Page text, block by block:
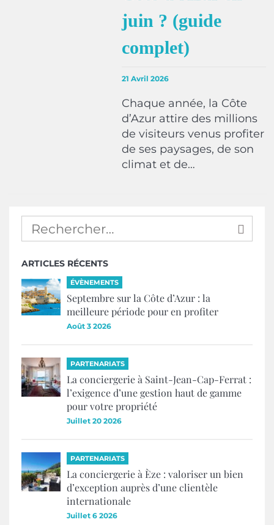
juin ? (guide
complet)
21 Avril 2026
Chaque année, la Côte
d’Azur attire des millions
de visiteurs venus profiter
de ses paysages, de son
climat et de…
ARTICLES RÉCENTS
ÉVÈNEMENTS
Septembre sur la Côte d’Azur : la
meilleure période pour en profiter
Août 3 2026
PARTENARIATS
La conciergerie à Saint-Jean-Cap-Ferrat :
l’exigence d’une gestion haut de gamme
pour votre propriété
Juillet 20 2026
PARTENARIATS
La conciergerie à Èze : valoriser un bien
d’exception auprès d’une clientèle
internationale
Juillet 6 2026